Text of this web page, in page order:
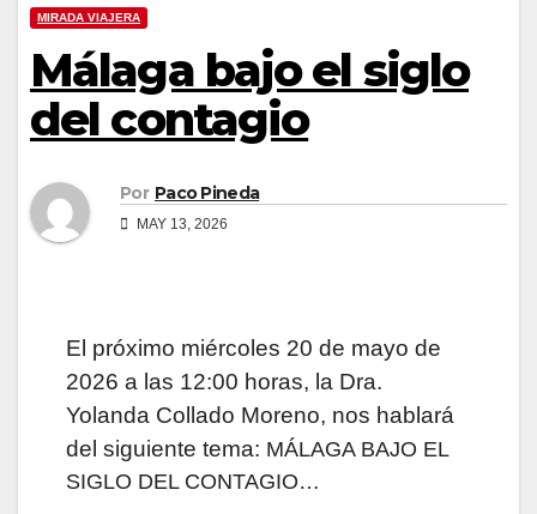
MIRADA VIAJERA
Málaga bajo el siglo
del contagio
Por Paco Pineda
MAY 13, 2026
El próximo miércoles 20 de mayo de
2026 a las 12:00 horas, la Dra.
Yolanda Collado Moreno, nos hablará
del siguiente tema: MÁLAGA BAJO EL
SIGLO DEL CONTAGIO…